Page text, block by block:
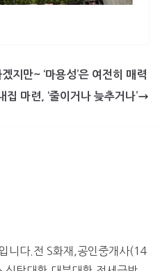
지만~ ‘마용성’은 여전히 매력
집 마련, ‘줄이거나 늦추거나’
니다.전 S화재,공인중개사(14